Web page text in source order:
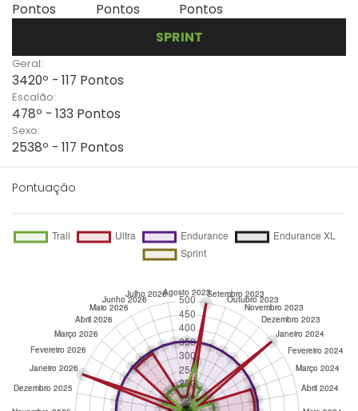
Pontos
Pontos
Pontos
SPRINT
Geral:
3420º - 117 Pontos
Escalão:
478º - 133 Pontos
Sexo:
2538º - 117 Pontos
Pontuação